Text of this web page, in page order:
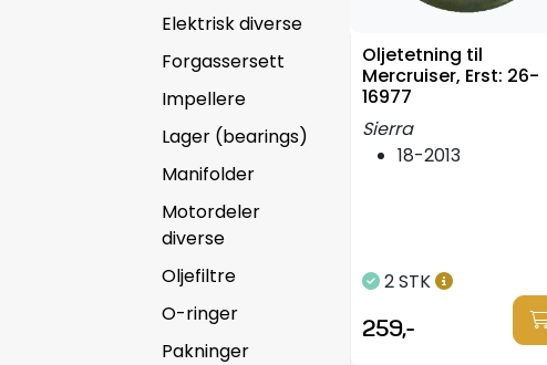
Elektrisk diverse
Forgassersett
Impellere
Lager (bearings)
Manifolder
Motordeler
diverse
Oljefiltre
O-ringer
Pakninger
Oljetetning til
Mercruiser, Erst: 26-
16977
Sierra
18-2013
2 STK
259,-